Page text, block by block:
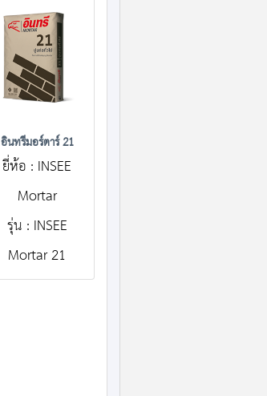
อินทรีมอร์ตาร์ 21
ยี่ห้อ : INSEE
Mortar
รุ่น : INSEE
Mortar 21